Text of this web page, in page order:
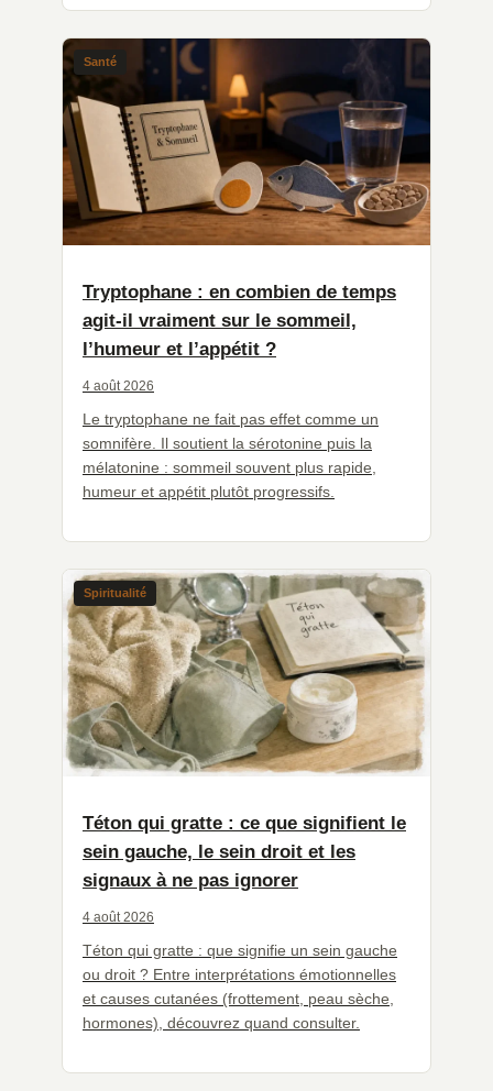
Santé
Tryptophane : en combien de temps
agit-il vraiment sur le sommeil,
l’humeur et l’appétit ?
4 août 2026
Le tryptophane ne fait pas effet comme un
somnifère. Il soutient la sérotonine puis la
mélatonine : sommeil souvent plus rapide,
humeur et appétit plutôt progressifs.
Spiritualité
Téton qui gratte : ce que signifient le
sein gauche, le sein droit et les
signaux à ne pas ignorer
4 août 2026
Téton qui gratte : que signifie un sein gauche
ou droit ? Entre interprétations émotionnelles
et causes cutanées (frottement, peau sèche,
hormones), découvrez quand consulter.